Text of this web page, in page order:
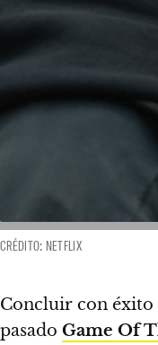
CRÉDITO: NETFLIX
Concluir con éxito
pasado Game Of